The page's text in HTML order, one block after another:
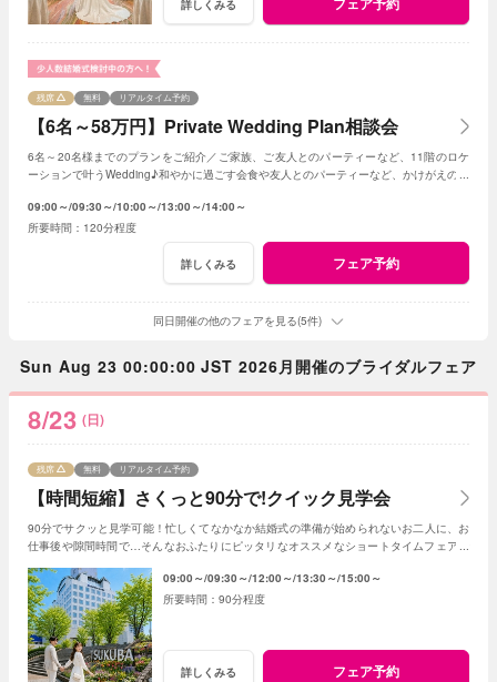
詳しくみる
【6名～58万円】Private Wedding Plan相談会
残席 無料 リアルタイム予約
6名～20名様までのプランをご紹介／ご家族、ご友人とのパーティーなど、11階のロケ
ーションで叶うWedding♪和やかに過ごす会食や友人とのパーティーなど、かけがえのな
09:00～ 09:30～ 10:00～ 13:00～ 14:00～
120分程度
詳しくみる フェア予約
同日開催の他のフェアを見る(5件)
Sun Aug 23 00:00:00 JST 2026月開催のブライダルフェア
8/23 (日)
【時間短縮】さくっと90分で!クイック見学会
残席 無料 リアルタイム予約
90分でサクッと見学可能！忙しくてなかなか結婚式の準備が始められないお二人に、お
仕事後や隙間時間で…そんなおふたりにピッタリなオススメなショートタイムフェアで
09:00～ 09:30～ 12:00～ 13:30～ 15:00～
90分程度
詳しくみる フェア予約